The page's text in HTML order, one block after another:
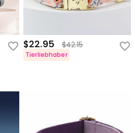
$22.95 $42.15
Tierliebhaber